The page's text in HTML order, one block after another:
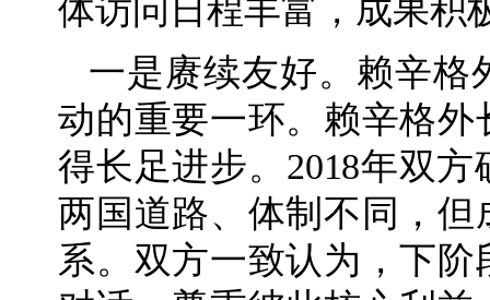
体访问日程丰富，成果积
一是赓续友好。赖辛格
动的重要一环。赖辛格
得长足进步。2018年双
两国道路、体制不同，
系。双方一致认为，下